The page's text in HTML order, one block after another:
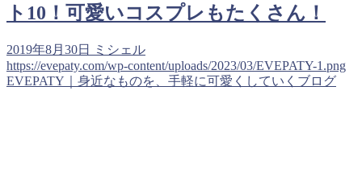
ト10！可愛いコスプレもたくさん！
2019年8月30日
ミシェル
https://evepaty.com/wp-content/uploads/2023/03/EVEPATY-1.png
EVEPATY｜身近なものを、手軽に可愛くしていくブログ